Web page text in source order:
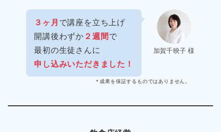
加賀千映子 様
３ヶ月 で講座を立ち上げ
開講後わずか ２週間で
最初の生徒さんに
申し込みいただきました！
＊成果を保証するものではありません。